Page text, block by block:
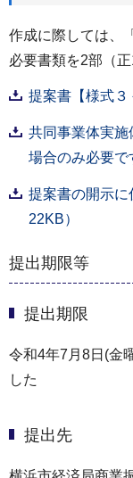
作成に際しては、
必要書類を2部（
提案書【様式３
共同事業体実
場合のみ必要で
提案書の開示に
22KB）
提出期限等
提出期限
令和4年7月8日(金
した
提出先